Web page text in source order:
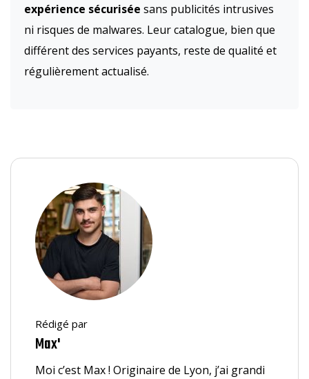
expérience sécurisée sans publicités intrusives
ni risques de malwares. Leur catalogue, bien que
différent des services payants, reste de qualité et
régulièrement actualisé.
Rédigé par
Max'
Moi c’est Max ! Originaire de Lyon, j’ai grandi